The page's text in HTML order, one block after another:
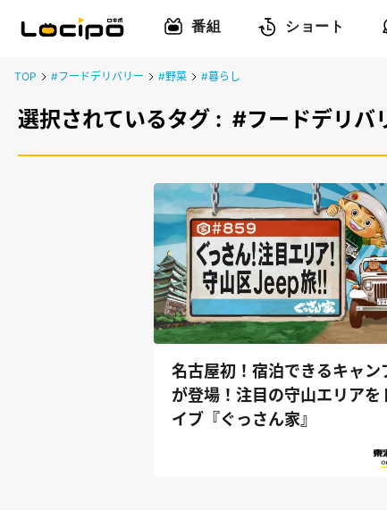
番組 ショート
TOP #フードデリバリー #野菜 #暮らし
選択されているタグ : #フードデリバ
名古屋初！宿泊できるキャン
が登場！注目の守山エリアを
イブ『ぐっさん家』